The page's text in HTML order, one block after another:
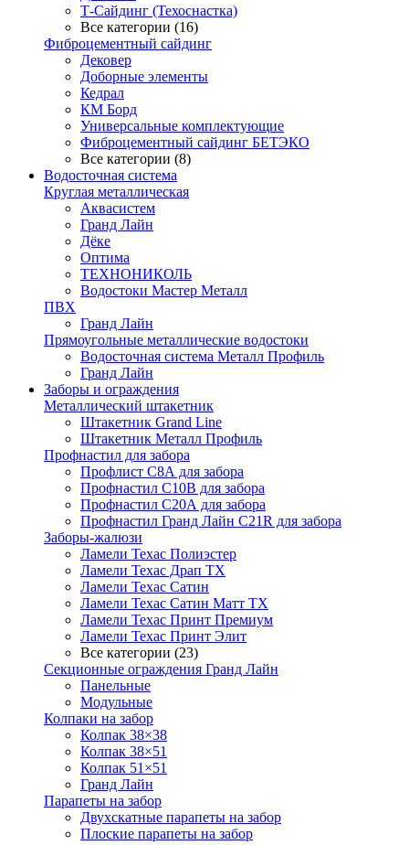
Т-Сайдинг (Техоснастка)
Все категории (16)
Фиброцементный сайдинг
Дековер
Доборные элементы
Кедрал
КМ Борд
Универсальные комплектующие
Фиброцементный сайдинг БЕТЭКО
Все категории (8)
Водосточная система
Круглая металлическая
Аквасистем
Гранд Лайн
Дёке
Оптима
ТЕХНОНИКОЛЬ
Водостоки Мастер Металл
ПВХ
Гранд Лайн
Прямоугольные металлические водостоки
Водосточная система Металл Профиль
Гранд Лайн
Заборы и ограждения
Металлический штакетник
Штакетник Grand Line
Штакетник Металл Профиль
Профнастил для забора
Профлист С8А для забора
Профнастил С10В для забора
Профнастил С20А для забора
Профнастил Гранд Лайн С21R для забора
Заборы-жалюзи
Ламели Техас Полиэстер
Ламели Техас Драп ТХ
Ламели Техас Сатин
Ламели Техас Сатин Матт ТХ
Ламели Техас Принт Премиум
Ламели Техас Принт Элит
Все категории (23)
Секционные ограждения Гранд Лайн
Панельные
Модульные
Колпаки на забор
Колпак 38×38
Колпак 38×51
Колпак 51×51
Гранд Лайн
Парапеты на забор
Двухскатные парапеты на забор
Плоские парапеты на забор